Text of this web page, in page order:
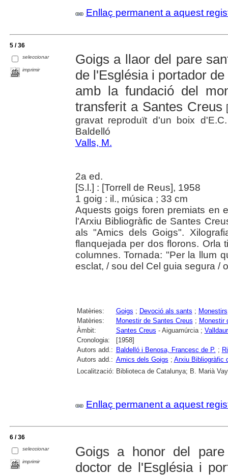
Enllaç permanent a aquest
5 / 36
seleccionar
imprimir
Goigs a llaor del pare
de l'Església i portador
amb la fundació del
transferit a Santes Creus
gravat reproduït d'un boix
Baldelló
Valls, M.
2a ed.
[S.l.] : [Torrell de Reus], 1958
1 goig : il., música ; 33 cm
Aquests goigs foren premiats en
l'Arxiu Bibliogràfic de Santes
als "Amics dels Goigs".
flanquejada per dos florons. Orla
columnes. Tornada: "Per la llum
esclat, / sou del Cel guia segura /
Matèries: Goigs ; Devoció als sants ; Monestirs
Matèries:
Monestir de Santes Creus ; Monestir
Àmbit:
Santes Creus - Aiguamúrcia ;
Cronologia:
[1958]
Autors add.: Baldelló i Benosa, Francesc de P. ;
Autors add.: Amics dels Goigs ; Arxiu Bibliogràfic
Localització: Biblioteca de Catalunya; B. Marià
Enllaç permanent a aquest
6 / 36
seleccionar
imprimir
Goigs a honor del
doctor de l'Església i